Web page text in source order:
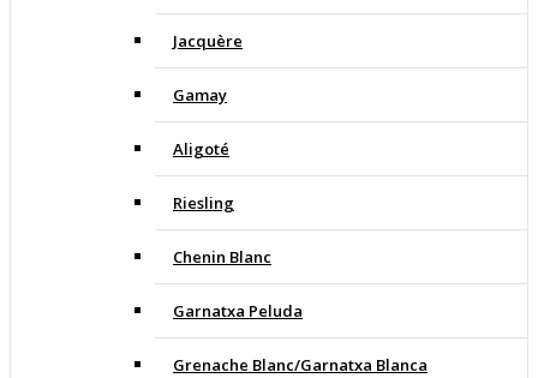
Jacquère
Gamay
Aligoté
Riesling
Chenin Blanc
Garnatxa Peluda
Grenache Blanc/Garnatxa Blanca